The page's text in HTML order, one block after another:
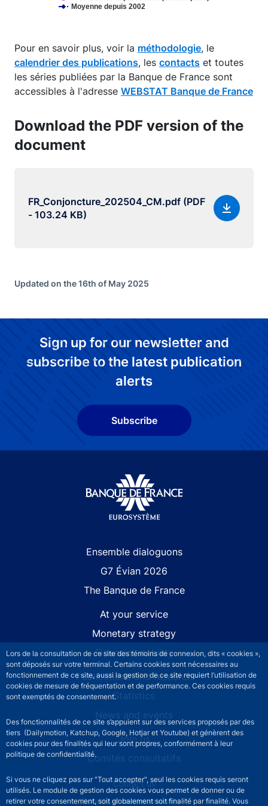
Lors de la consultation de ce site des témoins de connexion, dits « cookies »,
sont déposés sur votre terminal. Certains cookies sont nécessaires au
fonctionnement de ce site, aussi la gestion de ce site requiert l’utilisation de
cookies de mesure de fréquentation et de performance. Ces cookies requis
sont exemptés de consentement.
Des fonctionnalités de ce site s’appuient sur des services proposés par des
tiers (Dailymotion, Katchup, Google, Hotjar et Youtube) et génèrent des
cookies pour des finalités qui leur sont propres, conformément à leur
politique de confidentialité.
Si vous ne cliquez pas sur "Tout accepter", seul les cookies requis seront
utilisés. Le module de gestion des cookies vous permet de donner ou de
retirer votre consentement, soit globalement soit finalité par finalité. Vous
Moyenne depuis 2002
Pour en savoir plus, voir la méthodologie, le
calendrier des publications, les contacts et toutes
les séries publiées par la Banque de France sont
accessibles à l'adresse WEBSTAT Banque de France
Download the PDF version of the
document
FR_Conjoncture_202504_CM.pdf (PDF
- 103.24 KB)
Updated on the 16th of May 2025
Sign up for our newsletter and
subscribe to the latest publication
alerts
Subscribe
Ensemble dialoguons
G7 Évian 2026
The Banque de France
At your service
Monetary strategy
Financial stability
Publications and research
Statistics
News and events
Join us
Comités consultatifs
Footer secondary menuContact us
Sourds et malentendants